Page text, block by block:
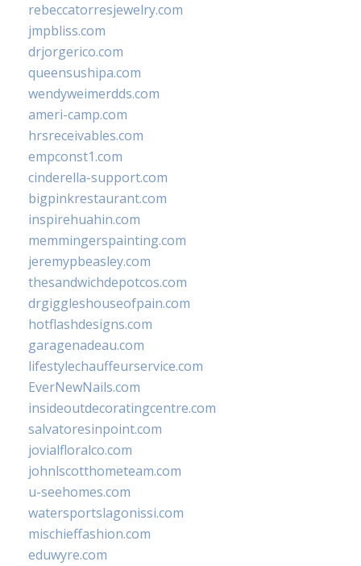
rebeccatorresjewelry.com
jmpbliss.com
drjorgerico.com
queensushipa.com
wendyweimerdds.com
ameri-camp.com
hrsreceivables.com
empconst1.com
cinderella-support.com
bigpinkrestaurant.com
inspirehuahin.com
memmingerspainting.com
jeremypbeasley.com
thesandwichdepotcos.com
drgiggleshouseofpain.com
hotflashdesigns.com
garagenadeau.com
lifestylechauffeurservice.com
EverNewNails.com
insideoutdecoratingcentre.com
salvatoresinpoint.com
jovialfloralco.com
johnlscotthometeam.com
u-seehomes.com
watersportslagonissi.com
mischieffashion.com
eduwyre.com